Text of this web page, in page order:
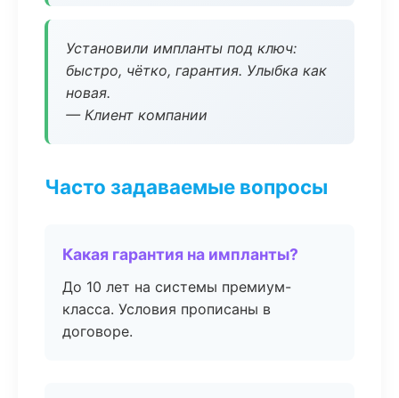
Установили импланты под ключ:
быстро, чётко, гарантия. Улыбка как
новая.
— Клиент компании
Часто задаваемые вопросы
Какая гарантия на импланты?
До 10 лет на системы премиум-
класса. Условия прописаны в
договоре.